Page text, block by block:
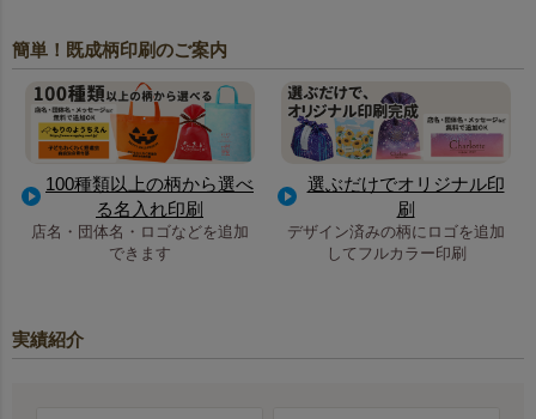
簡単！既成柄印刷のご案内
100種類以上の柄から選べ
る名入れ印刷
店名・団体名・ロゴなどを追加
できます
選ぶだけでオリジナル印
刷
デザイン済みの柄にロゴを追加
してフルカラー印刷
実績紹介